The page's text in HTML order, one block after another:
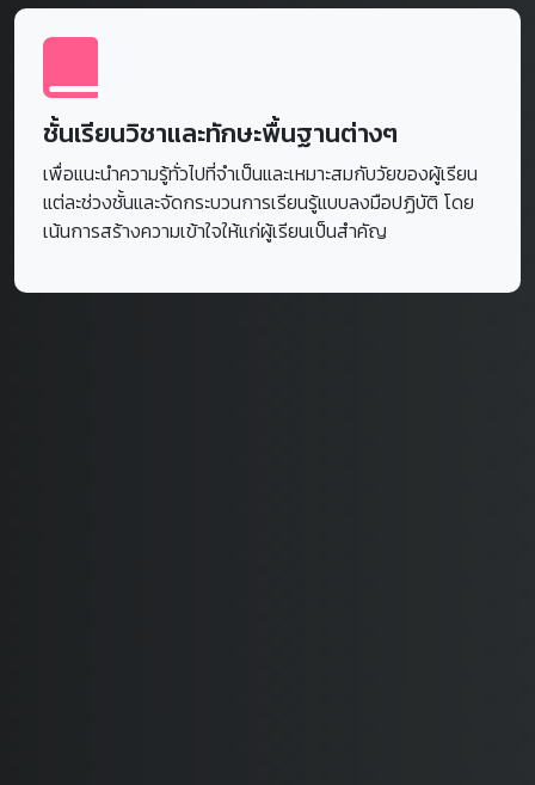
ชั้นเรียนวิชาและทักษะพื้นฐานต่างๆ
เพื่อแนะนำความรู้ทั่วไปที่จำเป็นและเหมาะสมกับวัยของผู้เรียน
แต่ละช่วงชั้นและจัดกระบวนการเรียนรู้แบบลงมือปฏิบัติ โดย
เน้นการสร้างความเข้าใจให้แก่ผู้เรียนเป็นสำคัญ